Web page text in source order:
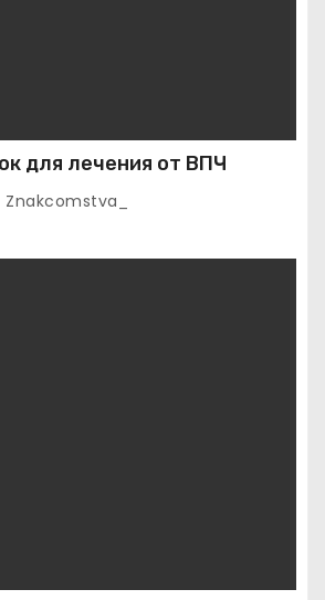
для лечения от ВПЧ
Znakcomstva_